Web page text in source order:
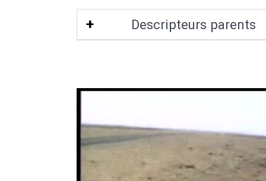
Tandem
Descripteurs parents